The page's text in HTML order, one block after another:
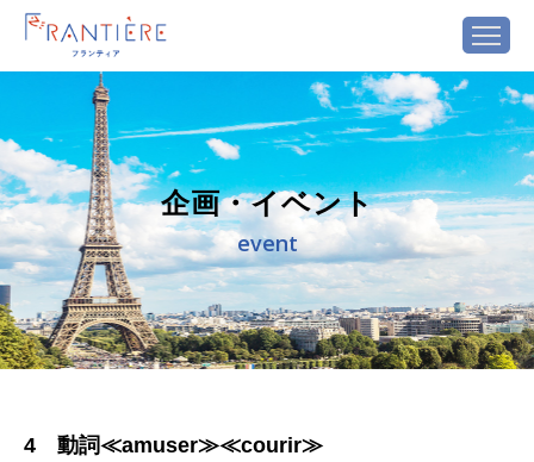
企画・イベント
event
4 動詞≪amuser≫≪courir≫